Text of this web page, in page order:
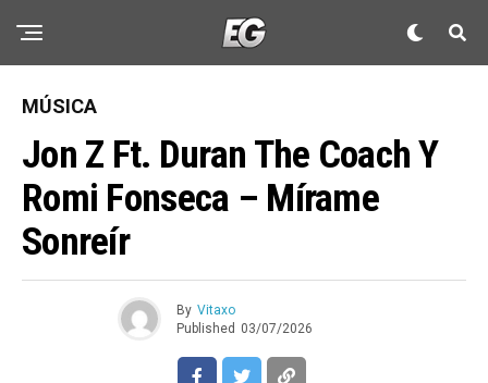
MÚSICA
Jon Z Ft. Duran The Coach Y
Romi Fonseca – Mírame
Sonreír
By Vitaxo
Published 03/07/2026